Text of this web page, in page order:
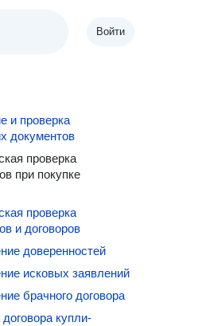
Войти
и проверка
документов
проверка
при покупке
проверка
и договоров
доверенностей
исковых заявлений
брачного договора
купли-